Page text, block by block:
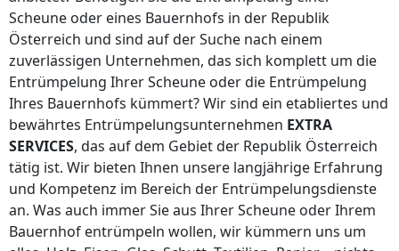
Scheune oder eines Bauernhofs in der Republik
Österreich und sind auf der Suche nach einem
zuverlässigen Unternehmen, das sich komplett um die
Entrümpelung Ihrer Scheune oder die Entrümpelung
Ihres Bauernhofs kümmert? Wir sind ein etabliertes und
bewährtes Entrümpelungsunternehmen EXTRA
SERVICES, das auf dem Gebietder Republik Österreich
tätig ist. Wir bieten Ihnen unsere langjährige Erfahrung
und Kompetenz im Bereich der Entrümpelungsdienste
an. Was auch immer Sie aus Ihrer Scheune oder Ihrem
Bauernhof entrümpeln wollen, wir kümmern uns um